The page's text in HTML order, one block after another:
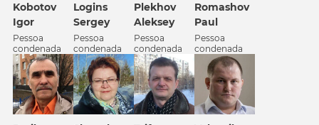
Kobotov
Igor
Pessoa
condenada
Logins
Sergey
Pessoa
condenada
Plekhov
Aleksey
Pessoa
condenada
Romashov
Paul
Pessoa
condenada